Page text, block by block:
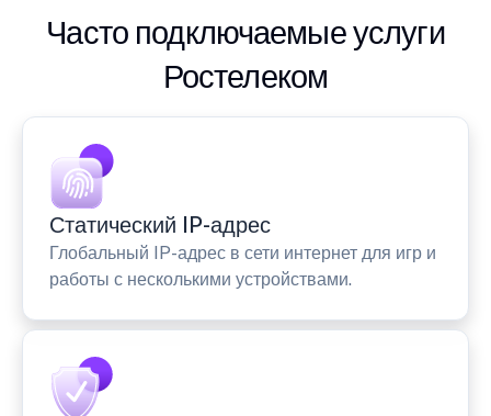
Часто подключаемые услуги
Ростелеком
Статический IP-адрес
Глобальный IP-адрес в сети интернет для игр и
работы с несколькими устройствами.